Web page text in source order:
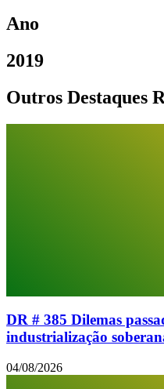
Ano
2019
Outros Destaques
DR # 385 Dilemas
industrialização
04/08/2026